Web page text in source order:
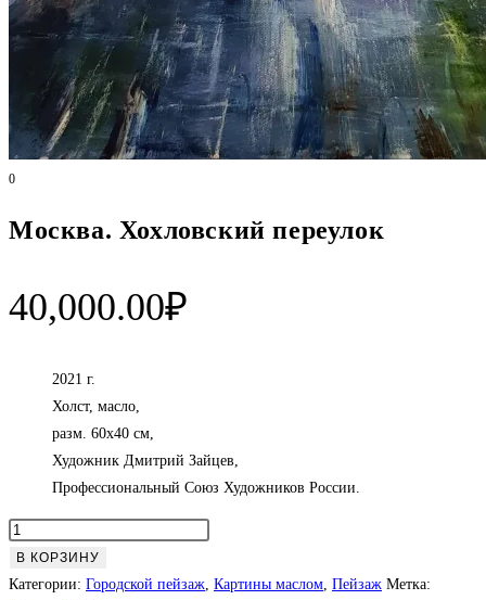
0
Москва. Хохловский переулок
40,000.00₽
2021 г.
Холст, масло,
разм. 60х40 см,
Художник Дмитрий Зайцев,
Профессиональный Союз Художников России.
Количество
товара
Москва.
В КОРЗИНУ
Категории: Городской пейзаж Картины маслом Пейзаж Метка: